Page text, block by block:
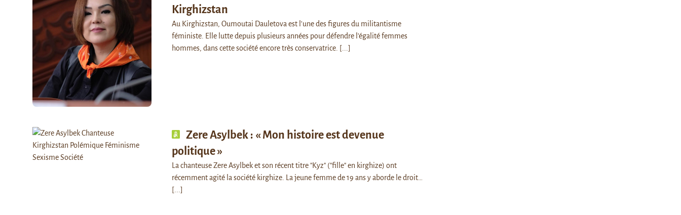
Kirghizstan
Au Kirghizstan, Oumoutai Dauletova est l'une des figures du militantisme
féministe. Elle lutte depuis plusieurs années pour défendre l'égalité femmes
hommes, dans cette société encore très conservatrice. [...]
Zere Asylbek : « Mon histoire est devenue
politique »
La chanteuse Zere Asylbek et son récent titre "Kyz" ("fille" en kirghize) ont
récemment agité la société kirghize. La jeune femme de 19 ans y aborde le droit…
[...]